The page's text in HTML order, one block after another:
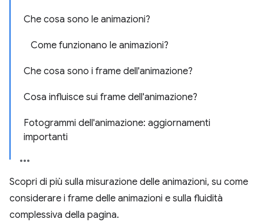
Che cosa sono le animazioni?
Come funzionano le animazioni?
Che cosa sono i frame dell'animazione?
Cosa influisce sui frame dell'animazione?
Fotogrammi dell'animazione: aggiornamenti
importanti
Scopri di più sulla misurazione delle animazioni, su come
considerare i frame delle animazioni e sulla fluidità
complessiva della pagina.